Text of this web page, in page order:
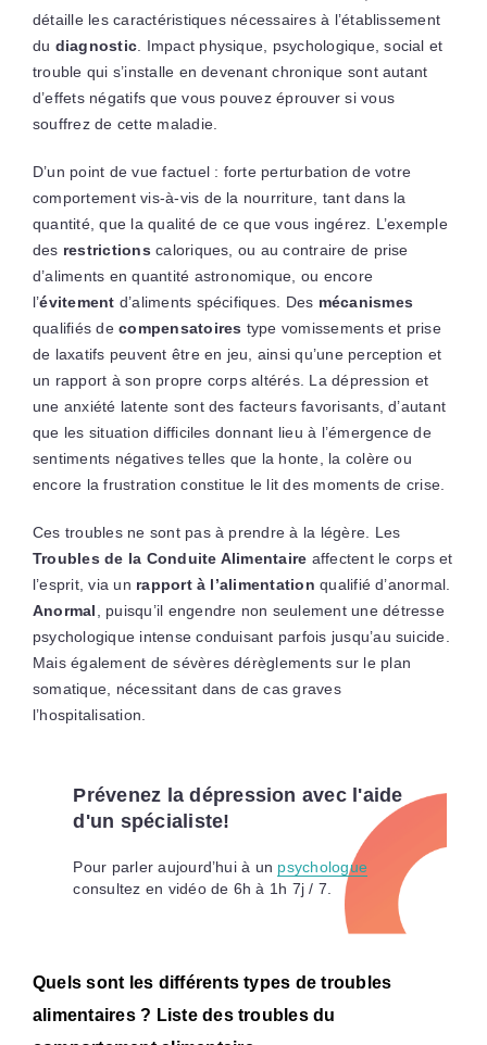
détaille les caractéristiques nécessaires à l’établissement
du diagnostic . Impact physique, psychologique, social et
trouble qui s’installe en devenant chronique sont autant
d’effets négatifs que vous pouvez éprouver si vous
souffrez de cette maladie.
D’un point de vue factuel : forte perturbation de votre
comportement vis-à-vis de la nourriture, tant dans la
quantité, que la qualité de ce que vous ingérez. L’exemple
des restrictions caloriques, ou au contraire de prise
d’aliments en quantité astronomique, ou encore
l’évitement d’aliments spécifiques. Des mécanismes
qualifiés decompensatoires type vomissements et prise
de laxatifs peuvent être en jeu, ainsi qu’une perception et
un rapport à son propre corps altérés. La dépression et
une anxiété latente sont des facteurs favorisants, d’autant
que les situation difficiles donnant lieu à l’émergence de
sentiments négatives telles que la honte, la colère ou
encore la frustration constitue le lit des moments de crise.
Ces troubles ne sont pas à prendre à la légère. Les
Troubles de la Conduite Alimentaire affectent le corps et
l’esprit, via un rapport à l’alimentation qualifié d’anormal.
Anormal
, puisqu’il engendre non seulement une détresse
psychologique intense conduisant parfois jusqu’au suicide.
Mais également de sévères dérèglements sur le plan
somatique, nécessitant dans de cas graves
l’hospitalisation.
Prévenez la dépression avec l'aide
d'un spécialiste!
Pour parler aujourd’hui à un psychologue
consultez en vidéo de 6h à 1h 7j / 7.
Quels sont les différents types de troubles
alimentaires ? Liste des troubles du